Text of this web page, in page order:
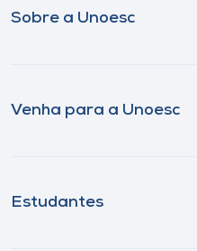
Sobre a Unoesc
Venha para a Unoesc
Estudantes